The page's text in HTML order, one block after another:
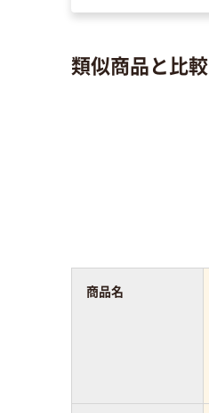
類似商品と比較
商品名